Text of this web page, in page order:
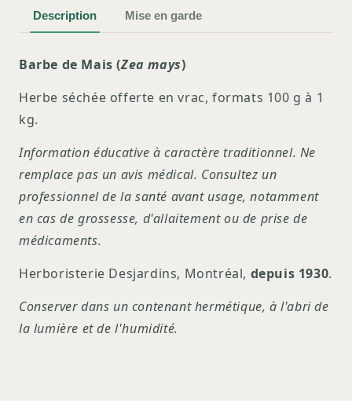
Description Mise en garde
Barbe de Mais (Zea mays)
Herbe séchée offerte en vrac, formats 100 g à 1
kg.
Information éducative à caractère traditionnel. Ne
remplace pas un avis médical. Consultez un
professionnel de la santé avant usage, notamment
en cas de grossesse, d'allaitement ou de prise de
médicaments.
Herboristerie Desjardins, Montréal, depuis 1930.
Conserver dans un contenant hermétique, à l'abri de
la lumière et de l'humidité.